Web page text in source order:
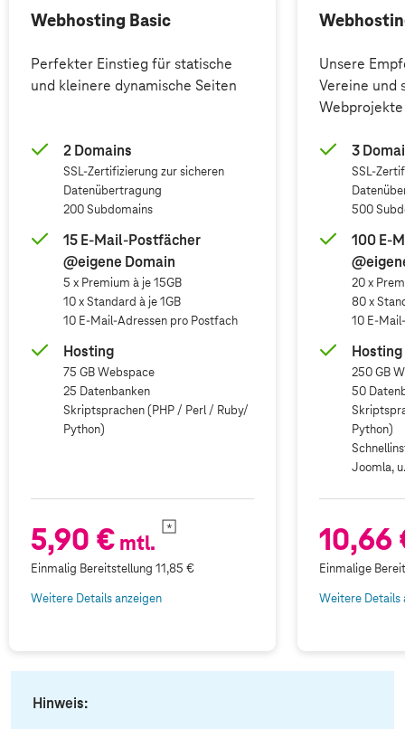
Webhosting Basic
Perfekter Einstieg für statische
und kleinere dynamische Seiten
2 Domains
SSL-Zertifizierung zur sicheren
Datenübertragung
200 Subdomains
15 E-Mail-Postfächer
@eigene Domain
5 x Premium à je 15GB
10 x Standard à je 1GB
10 E-Mail-Adressen pro Postfach
Hosting
75 GB Webspace
25 Datenbanken
Skriptsprachen (PHP / Perl / Ruby/
Python)
5,90 € mtl.
Einmalig Bereitstellung 11,85 €
Weitere Details anzeigen
Unsere
Vereine und
Webprojekte
3
SSL-
500
100 E-
20 x
80 x
10 E-
Hosting
250 GB
50
Python)
Joomla,
10,66
Einmalige
Weitere Details
Hinweis: